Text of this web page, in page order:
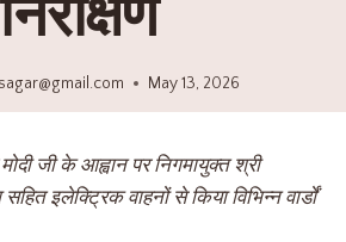
निरीक्षण
May 13, 2026
जी के आह्वान पर निगमायुक्त श्री
इलेक्ट्रिक वाहनों से किया विभिन्न वार्डों